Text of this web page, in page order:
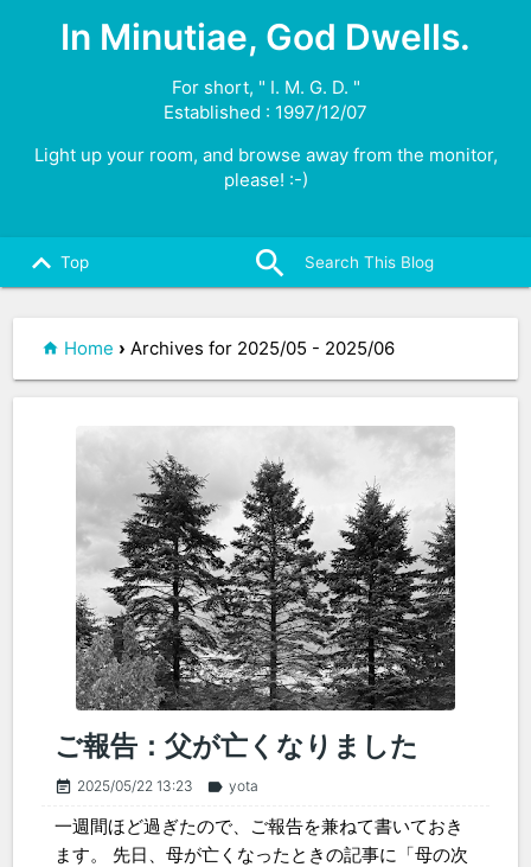
In Minutiae, God Dwells.
For short, " I. M. G. D. "
Established : 1997/12/07
Light up your room, and browse away from the monitor,
please! :-)
keyboard_arrow_up Top search
Home › Archives for 2025/05 - 2025/06
ご報告：父が亡くなりました
event_note 2025/05/22 13:23 label yota
一週間ほど過ぎたので、ご報告を兼ねて書いておき
ます。 先日、母が亡くなったときの記事に「母の次